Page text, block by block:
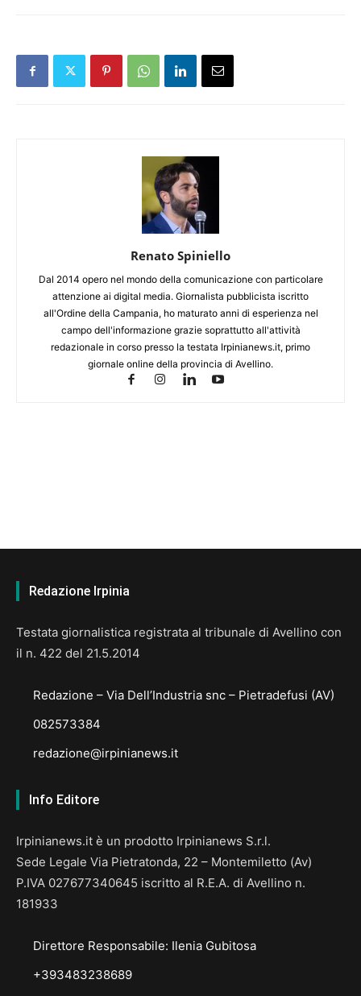
Renato Spiniello
Dal 2014 opero nel mondo della comunicazione con particolare
attenzione ai digital media. Giornalista pubblicista iscritto
all'Ordine della Campania, ho maturato anni di esperienza nel
campo dell'informazione grazie soprattutto all'attività
redazionale in corso presso la testata Irpinianews.it, primo
giornale online della provincia di Avellino.
Redazione Irpinia
Testata giornalistica registrata al tribunale di Avellino con
il n. 422 del 21.5.2014
Redazione – Via Dell’Industria snc – Pietradefusi (AV)
082573384
redazione@irpinianews.it
Info Editore
Irpinianews.it è un prodotto Irpinianews S.r.l.
Sede Legale Via Pietratonda, 22 – Montemiletto (Av)
P.IVA 027677340645 iscritto al R.E.A. di Avellino n.
181933
Direttore Responsabile: Ilenia Gubitosa
+393483238689